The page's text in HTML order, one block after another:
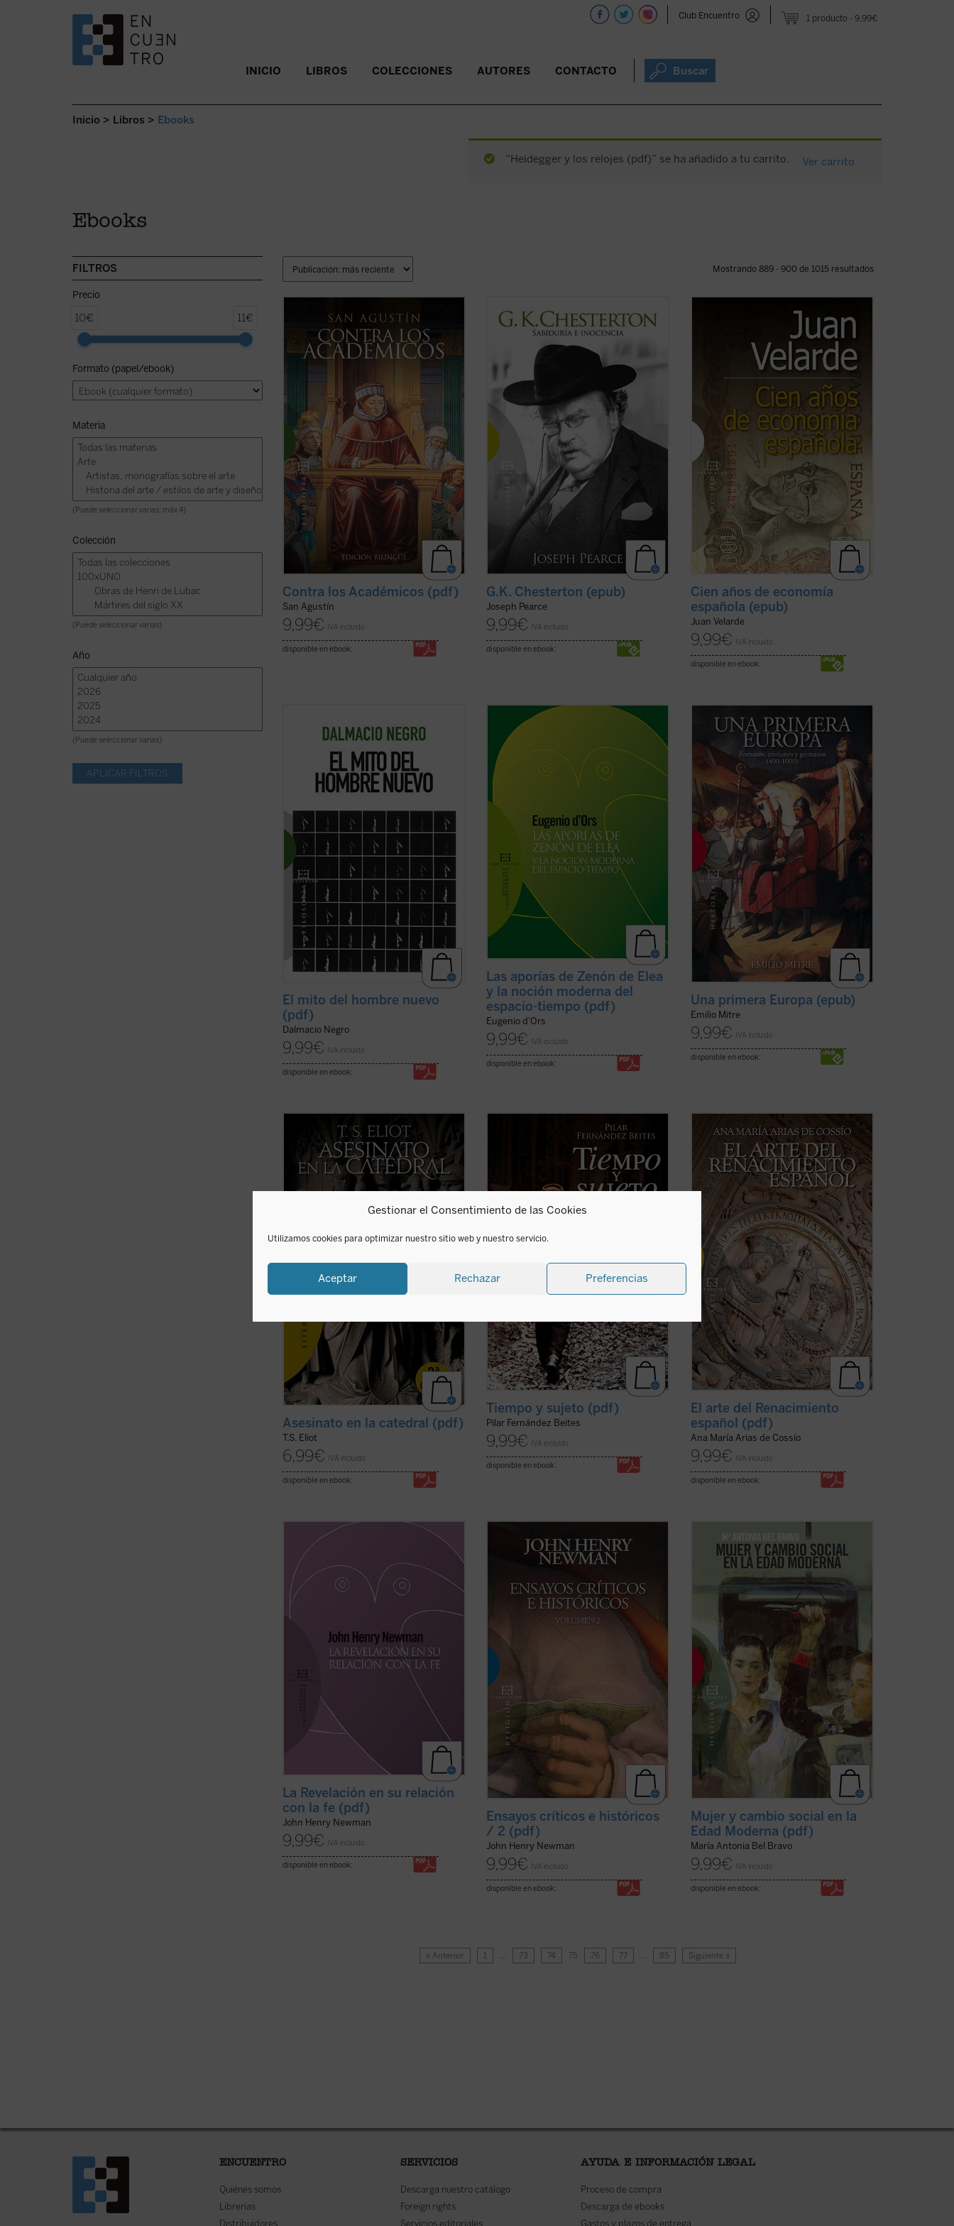
Gestionar el Consentimiento de las Cookies
Utilizamos cookies para optimizar nuestro sitio web y nuestro servicio.
Aceptar Rechazar Preferencias
1 producto 9,99€
Club Encuentro
SALTAR AL CONTENIDO. INICIO LIBROS COLECCIONES AUTORES CONTACTO Buscar
Inicio > Libros > Ebooks
“Heidegger y los relojes (pdf)” se ha añadido a tu carrito. Ver carrito
Ebooks
FILTROS
Precio
10€ 11€
Formato (papel/ebook)
Materia
(Puede seleccionar varias: máx 4)
Colección
(Puede seleccionar varias)
Año
(Puede seleccionar varias)
Mostrando 889 - 900 de 1015 resultados
Contra los académicos , escrita en el 386,
es la obra filosófica más importante de
uno de los autores cristianos más
universales. San Agustín combate en ella
mismo presa antes de su conversión....
(ver ficha)
Contra los Académicos (pdf)
San Agustín
9,99€ IVA incluido
disponible en ebook:
En este libro, fruto de cuatro años de
trabajo por parte del autor, se nos
presenta el Chesterton de siempre ---el
polemista, el escritor y el converso---
junto a un Chesterton nuevo, no por ello
menos verdadero: el amigo, el amante, el
padre, el ...
G.K. Chesterton (epub)
Joseph Pearce
9,99€ IVA incluido
disponible en ebook:
Premio de Ensayo y Humanidades 2010
Desde un prestigio único entre nuestros
economistas, y con la garantía de más de
medio siglo de trabajo, Juan Velarde
sintetiza todo el siglo XX (y algo más) de
(ver ficha)
Cien años de economía
española (epub)
Juan Velarde
9,99€ IVA incluido
disponible en ebook:
Dalmacio Negro, uno de los intelectuales
más originales y profundos de la filosofía
política en español, nos ofrece en
del hombre nuevo
un cuidadoso examen
de los principales antecedentes,
concepciones y tendencias relacionados
El mito del hombre nuevo
(pdf)
Dalmacio Negro
9,99€ IVA incluido
disponible en ebook:
Filósofo, escritor y gran promotor de
instituciones culturales, Eugenio d'Ors es
conocido internacionalmente, sobre
todo, como teórico del arte y de la
cultura. Sin embargo, sus intereses y su
producción intelectual fueron muy
(ver ficha)
Las aporías de Zenón de Elea
y la noción moderna del
espacio-tiempo (pdf)
Eugenio d'Ors
9,99€ IVA incluido
disponible en ebook:
«Los siglos IV y V constituyen la época
más apasionante para la Historia de
nuestro continente. De sus realizaciones
y de sus contradicciones seguimos en
parte viviendo». De ella parte, también,
el estudio de Emilio Mitre, que abarca
(ver ficha)
Una primera Europa (epub)
Emilio Mitre
9,99€ IVA incluido
disponible en ebook:
Tomás Becket, arzobispo de Canterbury,
es asesinado en 1170 por orden de su rey,
por no querer someterse a las
Constituciones de Clarendon, y cae,
atravesado por las espadas, al pie mismo
Asesinato en la catedral (pdf)
T.S. Eliot
6,99€ IVA incluido
disponible en ebook:
«Uno de los orígenes de la crisis actual
del pensamiento reside en la eliminación
de la subjetividad ---y con ella del hombre
y de todo posible humanismo---. El siglo
que acaba de concluir ha sabido llevar
ficha)
Tiempo y sujeto (pdf)
Pilar Fernández Beites
9,99€ IVA incluido
disponible en ebook:
Sobre todo el caudal de estudios que nos
han proporcionado un conocimiento muy
completo de lo que fue el Renacimiento
en España, el libro de Ana María Arias de
Cossío sigue una línea interdisciplinar
que aborda la obra artística contando
con ...(ver ficha)
El arte del Renacimiento
español (pdf)
Ana María Arias de Cossío
9,99€ IVA incluido
disponible en ebook:
Introducción y traducción de Raquel Vera
González.
En este ensayo, inédito hasta ahora en
español, J.H. Newman quiere responder
a la acusación de escepticismo que le
atribuían ciertos intelectuales. Para ello
expone su ... (ver ficha)
La Revelación en su relación
con la fe (pdf)
John Henry Newman
9,99€ IVA incluido
disponible en ebook:
Ensayos críticos e históricosrecogen
una serie de escritos sobre temas
diversos, principalmente de su época
anglicana y publicados originalmente de
forma dispersa, que Newman decidió
reunir después de su conversión al
(ver ficha)
Ensayos críticos e históricos
/ 2 (pdf)
John Henry Newman
9,99€ IVA incluido
disponible en ebook:
La mujer ha sido el motor de los cambios
sociales durante la Edad Moderna hasta
nuestros días. Esta es la tesis principal
de este libro, tercero que sobre la
historia de la mujer ha escrito su autora,
desde una perspectiva ciertamente
original e ...
Mujer y cambio social en la
Edad Moderna (pdf)
María Antonia Bel Bravo
9,99€ IVA incluido
disponible en ebook:
« Anterior 1 … 73 74 75 76 77 … 85 Siguiente »
ENCUENTRO
Quiénes somos
Librerías
Distribuidores
SERVICIOS
Descarga nuestro catálogo
Foreign rights
Servicios editoriales
AYUDA E INFORMACIÓN LEGAL
Proceso de compra
Descarga de ebooks
Gastos y plazos de entrega